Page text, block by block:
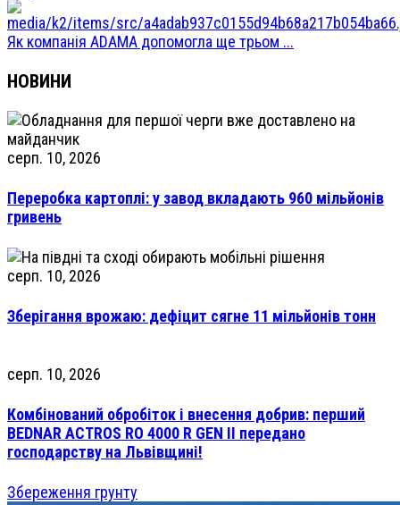
Як компанія ADAMA допомогла ще трьом ...
НОВИНИ
серп. 10, 2026
Переробка картоплі: у завод вкладають 960 мільйонів
гривень
серп. 10, 2026
Зберігання врожаю: дефіцит сягне 11 мільйонів тонн
серп. 10, 2026
Комбінований обробіток і внесення добрив: перший
BEDNAR ACTROS RO 4000 R GEN II передано
господарству на Львівщині!
Збереження грунту